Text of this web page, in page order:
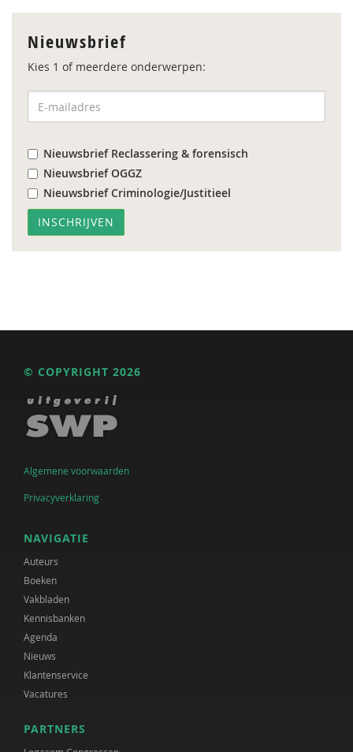
Nieuwsbrief
Kies 1 of meerdere onderwerpen:
Nieuwsbrief Reclassering & forensisch
Nieuwsbrief OGGZ
Nieuwsbrief Criminologie/Justitieel
© COPYRIGHT 2026
Algemene voorwaarden
Privacyverklaring
NAVIGATIE
Auteurs
Boeken
Vakbladen
Kennisbanken
Agenda
Nieuws
Klantenservice
Vacatures
PARTNERS